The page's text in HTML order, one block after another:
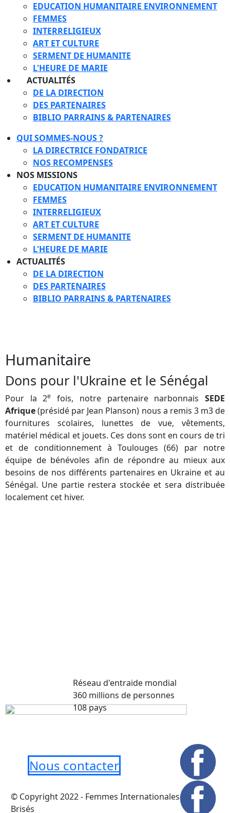
EDUCATION HUMANITAIRE ENVIRONNEMENT
FEMMES
INTERRELIGIEUX
ART ET CULTURE
SERMENT DE HUMANITE
L'HEURE DE MARIE
ACTUALITÉS
DE LA DIRECTION
DES PARTENAIRES
BIBLIO PARRAINS & PARTENAIRES
QUI SOMMES-NOUS ?
LA DIRECTRICE FONDATRICE
NOS RECOMPENSES
NOS MISSIONS
EDUCATION HUMANITAIRE ENVIRONNEMENT
FEMMES
INTERRELIGIEUX
ART ET CULTURE
SERMENT DE HUMANITE
L'HEURE DE MARIE
ACTUALITÉS
DE LA DIRECTION
DES PARTENAIRES
BIBLIO PARRAINS & PARTENAIRES
Humanitaire
Dons pour l'Ukraine et le Sénégal
Pour la 2e fois, notre partenaire narbonnaisSEDE
Afrique(présidé par Jean Planson) nous a remis 3 m3 de
fournitures scolaires, lunettes de vue, vêtements,
matériel médical et jouets. Ces dons sont en cours de tri
et de conditionnement à Toulouges (66) par notre
équipe de bénévoles afin de répondre au mieux aux
besoins de nos différents partenaires en Ukraine et au
Sénégal. Une partie restera stockée et sera distribuée
localement cet hiver.
Réseau d'entraide mondial
360 millions de personnes
108 pays
Nous contacter
© Copyright 2022 - Femmes Internationales Murs
Brisés